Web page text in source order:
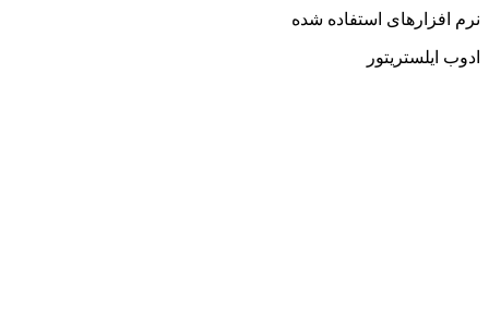
نرم افزارهای استفاده شده
ادوب ایلستریتور